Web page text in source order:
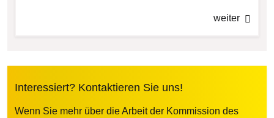
weiter
Interessiert? Kontaktieren Sie uns!
Wenn Sie mehr über die Arbeit der Kommission des